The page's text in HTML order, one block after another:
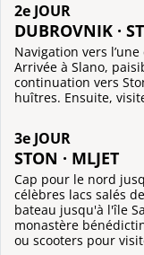
2e JOUR
DUBROVNIK ·
Navigation vers
Arrivée à Slano,
continuation vers
huîtres. Ensuite,
3e JOUR
STON · MLJET
Cap pour le nord
célèbres lacs salés
bateau jusqu'à l'île
monastère
ou scooters pour